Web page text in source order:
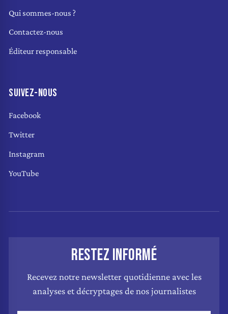
Qui sommes-nous ?
Contactez-nous
Éditeur responsable
SUIVEZ-NOUS
Facebook
Twitter
Instagram
YouTube
RESTEZ INFORMÉ
Recevez notre newsletter quotidienne avec les
analyses et décryptages de nos journalistes